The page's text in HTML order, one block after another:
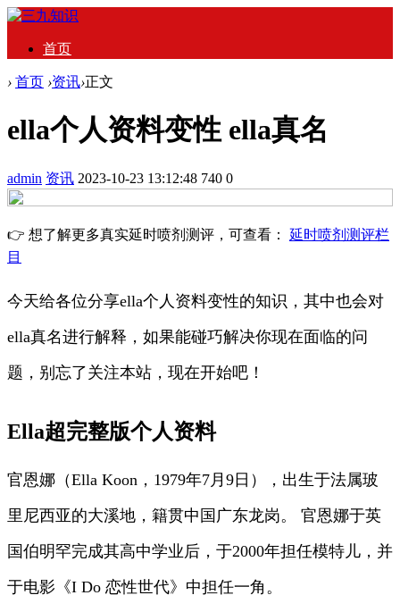
首页
› 首页 ›资讯›正文
ella个人资料变性 ella真名
admin 资讯 2023-10-23 13:12:48 740 0
👉 想了解更多真实延时喷剂测评，可查看： 延时喷剂测评栏
目
今天给各位分享ella个人资料变性的知识，其中也会对
ella真名进行解释，如果能碰巧解决你现在面临的问
题，别忘了关注本站，现在开始吧！
Ella超完整版个人资料
官恩娜（Ella Koon，1979年7月9日），出生于法属玻
里尼西亚的大溪地，籍贯中国广东龙岗。 官恩娜于英
国伯明罕完成其高中学业后，于2000年担任模特儿，并
于电影《I Do 恋性世代》中担任一角。